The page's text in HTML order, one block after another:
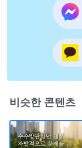
비슷한 콘텐츠